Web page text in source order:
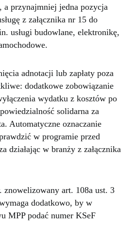
a przynajmniej jedna pozycja
z załącznika nr 15 do
usługi budowlane, elektronikę,
adnotacji lub zapłaty poza
dodatkowe zobowiązanie
wydatku z kosztów po
solidarna za
Automatyczne oznaczanie
w programie przed
działając w branży z załącznika
znowelizowany art. 108a ust. 3
dodatkowo, by w
MPP podać numer KSeF